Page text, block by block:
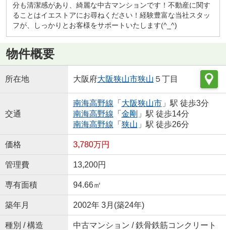
分も清潔感があり、綺麗な中古マンションです！不動産に関す
ることはイエストアにお尋ねください！経験豊富な当社スタッ
フが、しっかりとお客様をサポートいたします(^_^)
物件概要
所在地 大阪府大阪狭山市狭山 ５丁目
交通
南海高野線 「 大阪狭山市」駅 徒歩3分
南海高野線 「 金剛 」駅 徒歩14分
南海高野線 「 狭山 」駅 徒歩26分
価格 3,780万円
管理費 13,200円
専有面積 94.66㎡
築年月 2002年 3月(築24年)
種別 / 構造 中古マンション / 鉄骨鉄筋コンクリート